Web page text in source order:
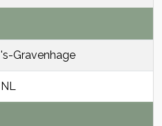
's-Gravenhage
NL